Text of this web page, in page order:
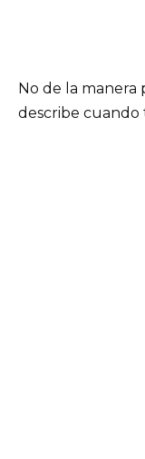
No de la
describe cuando